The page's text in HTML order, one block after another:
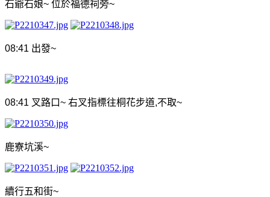
石爺石娘~ 位於福德祠旁~
08:41 出發~
08:41 叉路口~ 右叉指標往桐花步道,不取~
鹿寮坑溪~
續行五和街~